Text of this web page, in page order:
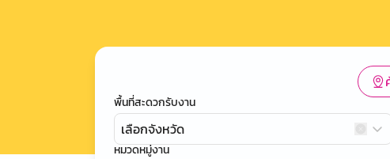
พื้นที่สะดวกรับงาน
เลือกจังหวัด
หมวดหมู่งาน